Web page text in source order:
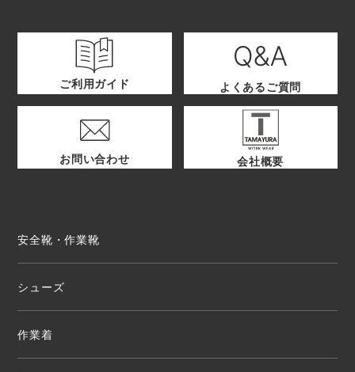
ご利用ガイド よくあるご質問
お問い合わせ 会社概要
安全靴・作業靴
シューズ
作業着